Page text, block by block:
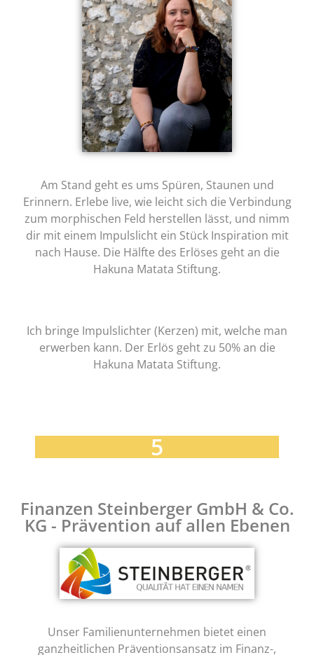
Am Stand geht es ums Spüren, Staunen und
Erinnern. Erlebe live, wie leicht sich die Verbindung
zum morphischen Feld herstellen lässt, und nimm
dir mit einem Impulslicht ein Stück Inspiration mit
nach Hause. Die Hälfte des Erlöses geht an die
Hakuna Matata Stiftung.
Ich bringe Impulslichter (Kerzen) mit, welche man
erwerben kann. Der Erlös geht zu 50% an die
Hakuna Matata Stiftung.
5
Finanzen Steinberger GmbH & Co.
KG - Prävention auf allen Ebenen
Unser Familienunternehmen bietet einen
ganzheitlichen Präventionsansatz im Finanz-,